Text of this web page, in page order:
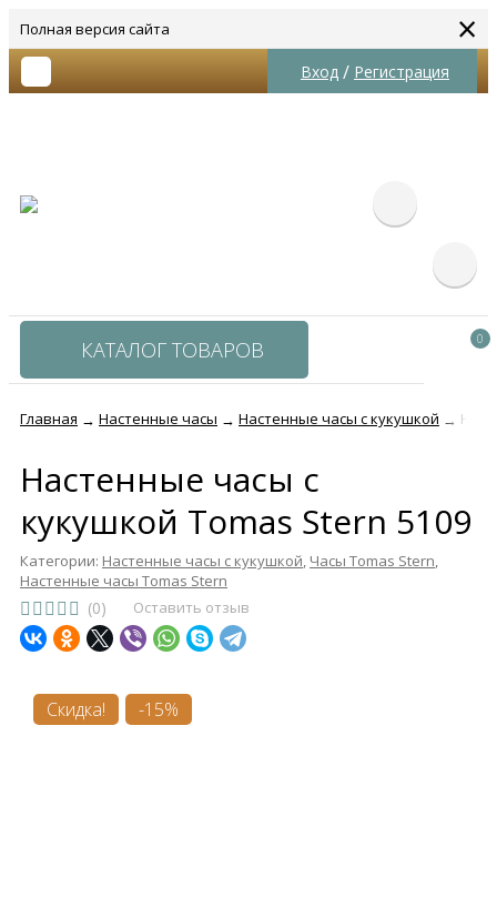
Полная версия сайта ×
Вход / Регистрация
КАТАЛОГ ТОВАРОВ 0
Главная → Настенные часы → Настенные часы с кукушкой →
Настенные часы с
кукушкой Tomas Stern 5109
Категории: Настенные часы с кукушкой, Часы Tomas Stern,
Настенные часы Tomas Stern
(0) Оставить отзыв
Скидка! -15%